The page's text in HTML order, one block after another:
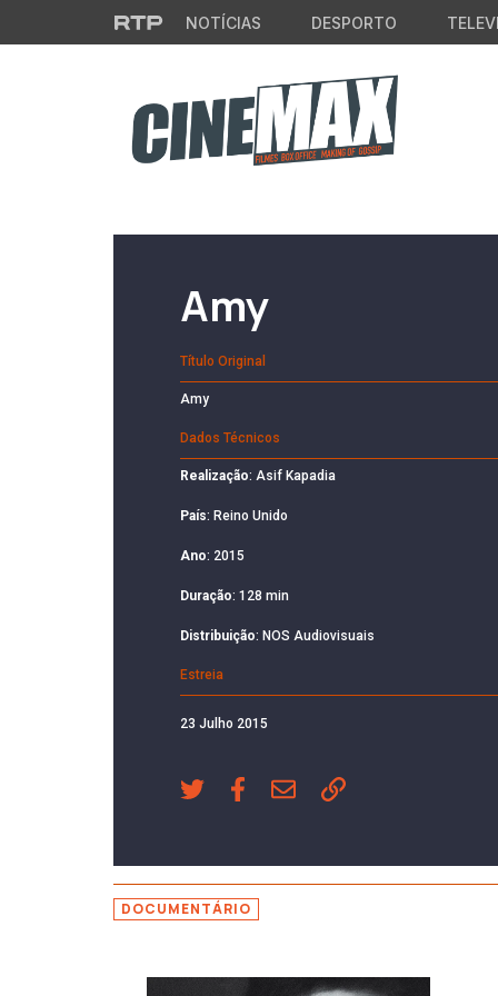
Saltar para o conteúdo principal
NOTÍCIAS DESPORTO
Amy
Título Original
Amy
Dados Técnicos
Realização: Asif Kapadia
País: Reino Unido
Ano: 2015
Duração: 128 min
Distribuição: NOS Audiovisuais
Estreia
23 Julho 2015
DOCUMENTÁRIO